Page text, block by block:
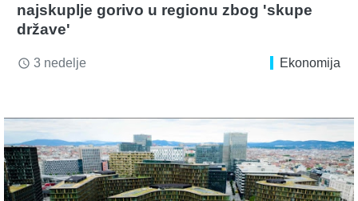
najskuplje gorivo u regionu zbog 'skupe
države'
access_time 3 nedelje Ekonomija